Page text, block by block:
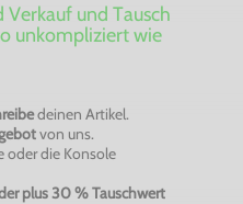
Verkauf und Tausch
unkompliziert wie
deinen Artikel.
von uns.
oder die Konsole
plus 30 % Tauschwert